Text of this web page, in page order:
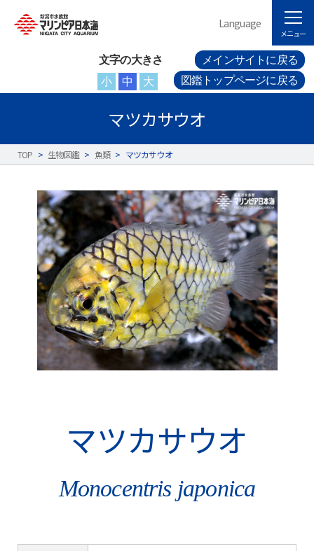
文字の大きさ
小
中 大
メインサイトに戻る
図鑑トップページに戻る
Language
メニュー
マツカサウオ
TOP > 生物図鑑 > 魚類 > マツカサウオ
マツカサウオ
Monocentris japonica